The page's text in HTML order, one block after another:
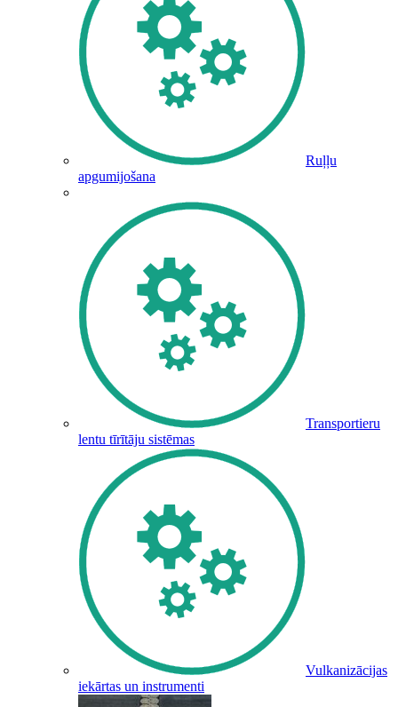
Ruļļu
apgumijošana
Transportieru
lentu tīrītāju sistēmas
Vulkanizācijas
iekārtas un instrumenti